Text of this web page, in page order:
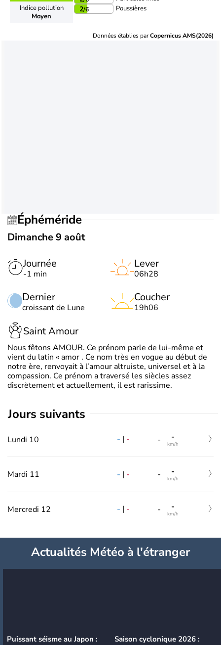
Indice pollution
Moyen
2/6 Poussières
Données établies parCopernicus AMS(2026)
Éphéméride
Dimanche 9 août
Journée
-1 min
Dernier
croissant de Lune
Lever
06h28
Coucher
19h06
Saint Amour
Nous fêtons AMOUR. Ce prénom parle de lui-même et
vient du latin « amor . Ce nom très en vogue au début de
notre ère, renvoyait à l’amour altruiste, universel et à la
compassion. Ce prénom a traversé les siècles assez
discrètement et actuellement, il est rarissime.
jours suivants
Lundi 10 - | - - -
km/h
Mardi 11 - | - - -
km/h
Mercredi 12 - | - - -
km/h
Actualités Météo à l'étranger
Puissant séisme au Japon :
Saison cyclonique 2026 :